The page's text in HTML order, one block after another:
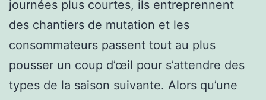
journées plus courtes, ils entreprennent
des chantiers de mutation et les
consommateurs passent tout au plus
pousser un coup d’œil pour s’attendre des
types de la saison suivante. Alors qu’une